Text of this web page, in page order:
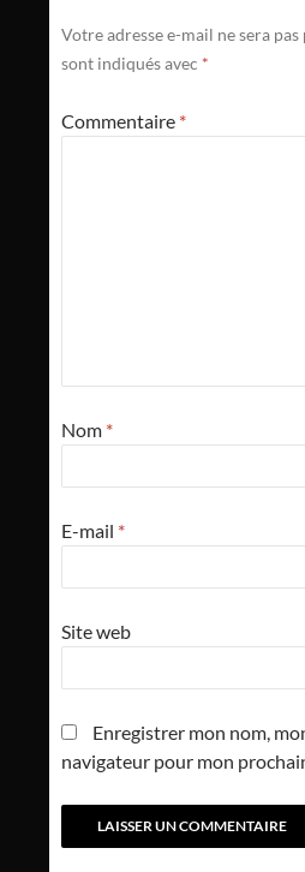
Votre adresse e-mail ne sera pas
sont indiqués avec *
Commentaire *
Nom *
E-mail *
Site web
Enregistrer mon nom,
navigateur pour mon